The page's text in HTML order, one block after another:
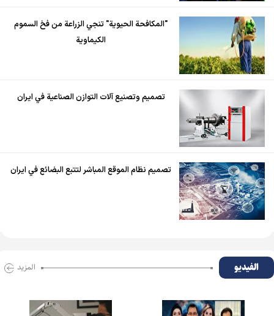
"المكافحة الحيوية" تنجي الزراعة من فخ السموم
الكيماوية
تصميم وتصنيع آلات التوازن الصناعية في ايران
تصميم نظام الموقع المباشر لتتبع البضائع في ايران
الفیدیو المزید